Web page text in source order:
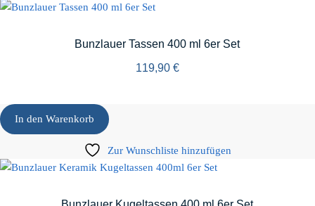
Bunzlauer Tassen 400 ml 6er Set
119,90 €
In den Warenkorb
Zur Wunschliste hinzufügen